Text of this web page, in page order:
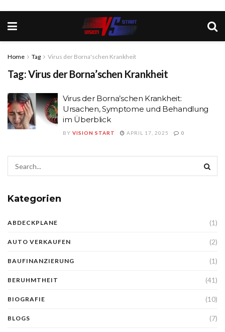
Home Tag Virus der Borna'schen Krankheit
Tag:Virus der Borna’schen Krankheit
Virus der Borna’schen Krankheit:
Ursachen, Symptome und Behandlung
im Überblick
BY VISION START APRIL 17, 2025 0
Kategorien
ABDECKPLANE (1)
AUTO VERKAUFEN (2)
BAUFINANZIERUNG (1)
BERUHMTHEIT (41)
BIOGRAFIE (10)
BLOGS (7)